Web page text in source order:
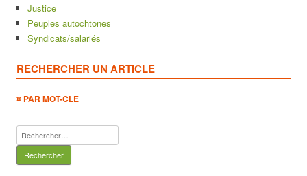
Justice
Peuples autochtones
Syndicats/salariés
RECHERCHER UN ARTICLE
¤ PAR MOT-CLE
Rechercher :